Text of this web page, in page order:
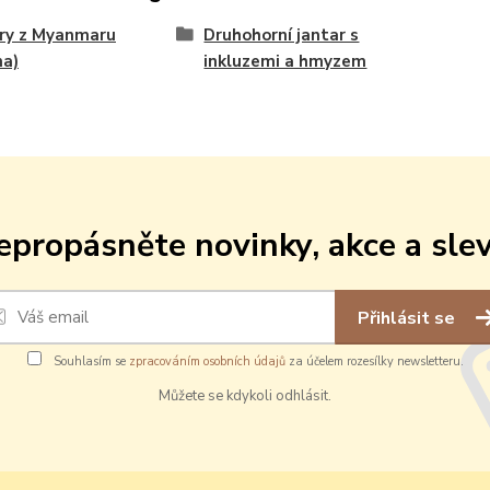
z Myanmaru
Druhohorní jantar s
inkluzemi a hmyzem
novinky, akce a
Přihlásit se
Souhlasím se zpracováním osobních údajůza účelem rozesílky newsletteru.
Můžete se kdykoli odhlásit.